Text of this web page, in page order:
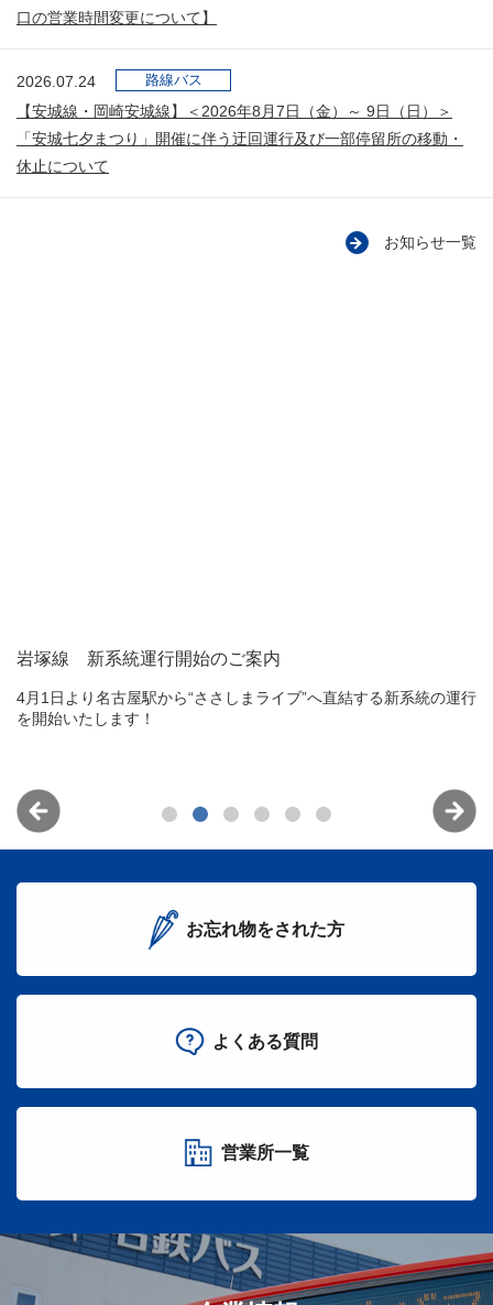
口の営業時間変更について】
2026.07.24 路線バス
【安城線・岡崎安城線】＜2026年8月7日（金）～ 9日（日）＞
「安城七夕まつり」開催に伴う迂回運行及び一部停留所の移動・
休止について
お知らせ一覧
岩塚線 新系統運行開始のご案内
4月1日より名古屋駅から“ささしまライブ”へ直結する新系統の運行
を開始いたします！
お忘れ物をされた方
よくある質問
営業所一覧